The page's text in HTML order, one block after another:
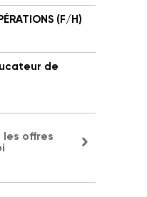
(F/H)
de
offres